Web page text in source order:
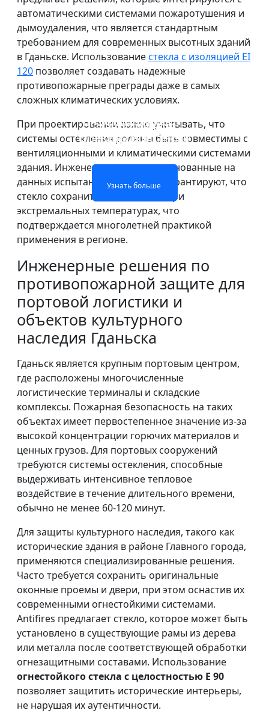
ОДНОСЛОЙНОЕ
ОГНЕОПАСНОЕ СТЕКЛО
Узнать больше
ДВУХСЛОЙНОЕ
ОГНЕЖЕСТКОЕ СТЕКЛО
Узнать больше
ПРОТИВОПОЖАРНОЕ
СТЕКЛО ОКОН И
ДВЕРЕЙ
Узнать больше
ОГНЕОПАСНАЯ
СТЕКЛЯННАЯ
ПЕРЕГОРОДКА
Узнать больше
автоматическими системами пожаротушения и
дымоудаления, что является стандартным
требованием для современных высотных зданий
в Гданьске. Использованиестекла с изоляцией EI
120 позволяет создавать надежные
противопожарные преграды даже в самых
сложных климатических условиях.
При проектировании важно учитывать, что
системы остекления должны быть совместимы с
вентиляционными и климатическими системами
здания. Инженерные расчеты, основанные на
данных испытаний по EN 1363, гарантируют, что
стекло сохранит свои свойства при
экстремальных температурах, что
подтверждается многолетней практикой
применения в регионе.
Инженерные решения по
противопожарной защите для
портовой логистики и
объектов культурного
наследия Гданьска
Гданьск является крупным портовым центром,
где расположены многочисленные
логистические терминалы и складские
комплексы. Пожарная безопасность на таких
объектах имеет первостепенное значение из-за
высокой концентрации горючих материалов и
ценных грузов. Для портовых сооружений
требуются системы остекления, способные
выдерживать интенсивное тепловое
воздействие в течение длительного времени,
обычно не менее 60-120 минут.
Для защиты культурного наследия, такого как
исторические здания в районе Главного города,
применяются специализированные решения.
Часто требуется сохранить оригинальные
оконные проемы и двери, при этом оснастив их
современными огнестойкими системами.
Antifires предлагает стекло, которое может быть
установлено в существующие рамы из дерева
или металла после соответствующей обработки
огнезащитными составами. Использование
огнестойкого стекла с целостностью E 90
позволяет защитить исторические интерьеры,
не нарушая их аутентичности.